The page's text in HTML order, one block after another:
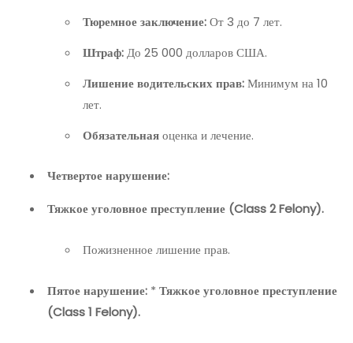
Тюремное заключение:От 3 до 7 лет.
Штраф:До 25 000 долларов США.
Лишение водительских прав:Минимум на 10
лет.
Обязательнаяоценка и лечение.
Четвертое нарушение:
Тяжкое уголовное преступление (Class 2 Felony).
Пожизненное лишение прав.
Пятое нарушение: * Тяжкое уголовное преступление
(Class 1 Felony).